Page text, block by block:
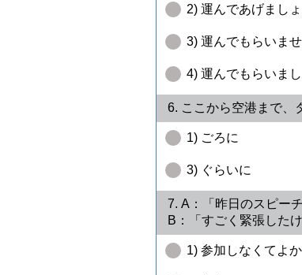
2) 運んであげまし
3) 運んでもらいま
4) 運んでもらいま
6. ここから空港まで
1) ごろに
3) ぐらいに
7. A：「昨日のスピー
B：「すごく緊張し
1) 参加しなくてよ